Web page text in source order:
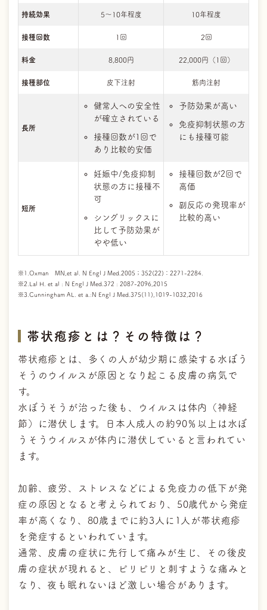
持続効果 5～10年程度 10年程度
接種回数 1回 2回
料金 8,800円 22,000円（1回）
接種部位 皮下注射 筋肉注射
長所
健常人への安全性
が確立されている
接種回数が1回で
あり比較的安価
予防効果が高い
免疫抑制状態の方
にも接種可能
短所
妊娠中/免疫抑制
状態の方に接種不
可
シングリックスに
比して予防効果が
やや低い
接種回数が2回で
高価
副反応の発現率が
比較的高い
※1.Oxman MN,et al. N Engl J Med.2005；352(22)：2271-2284.
※2.Lal H. et al : N Engl J Med.372 : 2087-2096,2015
※3.Cunningham AL. et a.:N Engl J Med.375(11),1019-1032,2016
帯状疱疹とは？その特徴は？
帯状疱疹とは、多くの人が幼少期に感染する水ぼう
そうのウイルスが原因となり起こる皮膚の病気で
す。
水ぼうそうが治った後も、ウイルスは体内（神経
節）に潜伏します。日本人成人の約90％以上は水ぼ
うそうウイルスが体内に潜伏していると言われてい
ます。
加齢、疲労、ストレスなどによる免疫力の低下が発
症の原因となると考えられており、50歳代から発症
率が高くなり、80歳までに約3人に1人が帯状疱疹
を発症するといわれています。
通常、皮膚の症状に先行して痛みが生じ、その後皮
膚の症状が現れると、ピリピリと刺すような痛みと
なり、夜も眠れないほど激しい場合があります。